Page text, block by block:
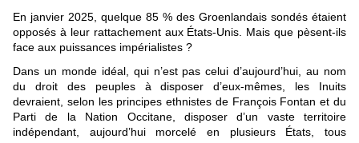
En janvier 2025, quelque 85 % des Groenlandais sondés étaient
opposés à leur rattachement aux États-Unis. Mais que pèsent-ils
face aux puissances impérialistes ?
Dans un monde idéal, qui n’est pas celui d’aujourd’hui, au nom
du droit des peuples à disposer d’eux-mêmes, les Inuits
devraient, selon les principes ethnistes de François Fontan et du
Parti de la Nation Occitane, disposer d’un vaste territoire
indépendant, aujourd’hui morcelé en plusieurs États, tous